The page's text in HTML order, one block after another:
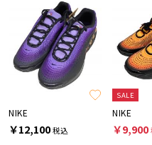
NIKE
￥12,100税込
SALE
NIKE
￥9,900